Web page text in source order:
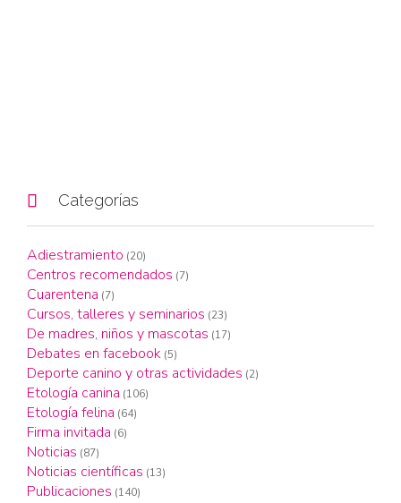
 Categorías
Adiestramiento (20)
Centros recomendados (7)
Cuarentena (7)
Cursos, talleres y seminarios (23)
De madres, niños y mascotas (17)
Debates en facebook (5)
Deporte canino y otras actividades (2)
Etología canina (106)
Etología felina (64)
Firma invitada (6)
Noticias (87)
Noticias científicas (13)
Publicaciones (140)